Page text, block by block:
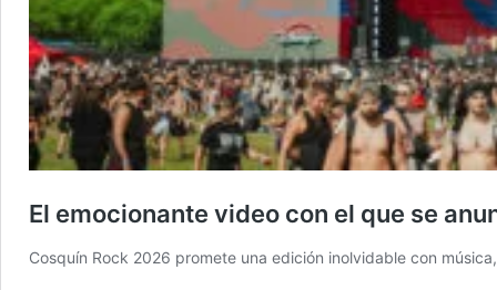
El emocionante video con el que se
Cosquín Rock 2026 promete una edición inolvidable con